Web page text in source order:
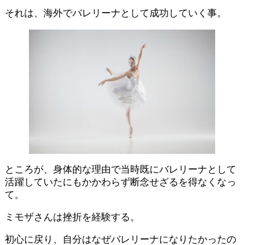
それは、海外でバレリーナとして成功していく事。
ところが、身体的な理由で当時既にバレリーナとして
活躍していたにもかかわらず断念せざるを得なくなっ
て。
ミモザさんは挫折を経験する。
初心に戻り、自分はなぜバレリーナになりたかったの